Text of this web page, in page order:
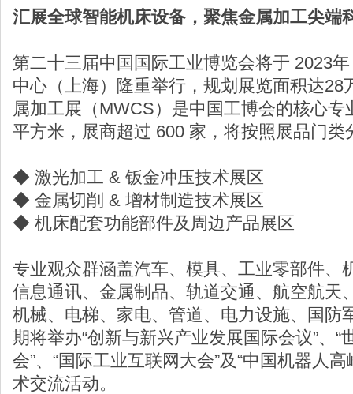
汇展全球智能机床设备，聚焦金属加工尖端
第二十三届中国国际工业博览会将于 2023
中心（上海）隆重举行，规划展览面积达28
属加工展（MWCS）是中国工博会的核心
平方米，展商超过 600 家，将按照展品门类
◆ 激光加工 & 钣金冲压技术展区
◆ 金属切削 & 增材制造技术展区
◆ 机床配套功能部件及周边产品展区
专业观众群涵盖汽车、模具、工业零部件、
信息通讯、金属制品、轨道交通、航空航天
机械、电梯、家电、管道、电力设施、国防
期将举办“创新与新兴产业发展国际会议”、“
会”、“国际工业互联网大会”及“中国机器人
术交流活动。